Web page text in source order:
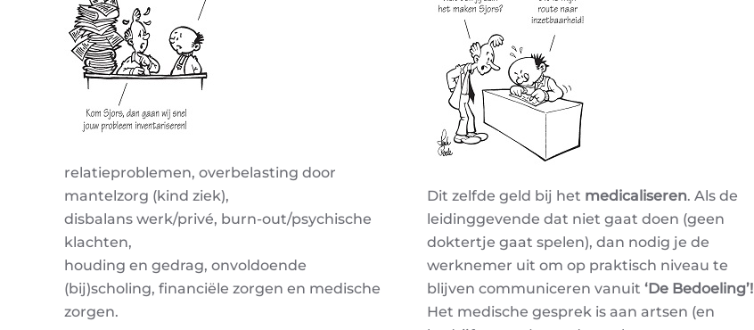
relatieproblemen, overbelasting door
mantelzorg (kind ziek),
disbalans werk/privé, burn-out/psychische
klachten,
houding en gedrag, onvoldoende
(bij)scholing, financiële zorgen en medische
zorgen.
Dit zelfde geld bij het medicaliseren. Als de
leidinggevende dat niet gaat doen (geen
doktertje gaat spelen), dan nodig je de
werknemer uit om op praktisch niveau te
blijven communiceren vanuit ‘De Bedoeling’!
Het medische gesprek is aan artsen (en